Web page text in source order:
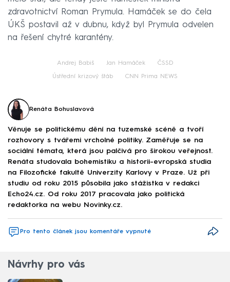
zdravotnictví Roman Prymula. Hamáček se do čela
ÚKŠ postavil až v dubnu, když byl Prymula odvelen
na řešení chytré karantény.
Andrej Babiš Jan Hamáček ČSSD
Ústřední krizový štáb CNN Prima NEWS
Renáta Bohuslavová
Věnuje se politickému dění na tuzemské scéně a tvoří
rozhovory s tvářemi vrcholné politiky. Zaměřuje se na
sociální témata, která jsou palčivá pro širokou veřejnost.
Renáta studovala bohemistiku a historii-evropská studia
na Filozofické fakultě Univerzity Karlovy v Praze. Už při
studiu od roku 2015 působila jako stážistka v redakci
Echo24.cz. Od roku 2017 pracovala jako politická
redaktorka na webu Novinky.cz.
Pro tento článek jsou komentáře vypnuté
Návrhy pro vás